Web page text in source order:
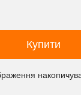
Купити